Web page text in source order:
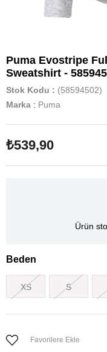
Puma Evostripe
Sweatshirt -
Stok Kodu
(58594502)
Marka : Puma
₺539,90
Ürün
Beden
XS S
Favorilere Ekle